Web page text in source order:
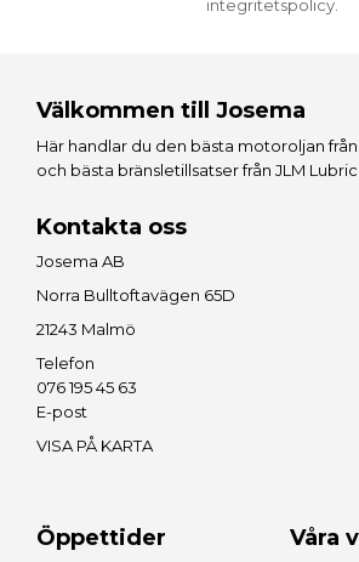
integritetspolicy.
Välkommen till Josema
Här handlar du den bästa motoroljan från
och bästa bränsletillsatser från JLM
Kontakta oss
Josema AB
Norra Bulltoftavägen 65D
21243 Malmö
Telefon
076 195 45 63
E-post
VISA PÅ KARTA
Öppettider Våra